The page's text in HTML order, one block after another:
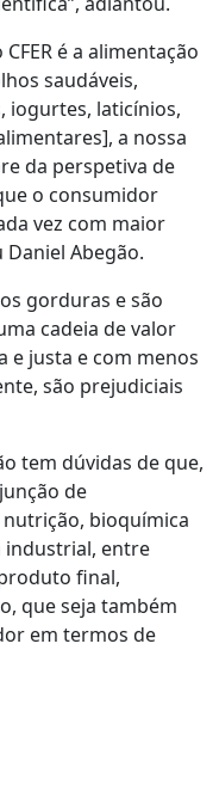
é a alimentação
saudáveis,
iogurtes, laticínios,
a nossa
da perspetiva de
o consumidor
vez com maior
Abegão.
gorduras e são
cadeia de valor
e justa e com menos
são prejudiciais
tem dúvidas de que,
de
bioquímica
industrial, entre
final,
que seja também
em termos de